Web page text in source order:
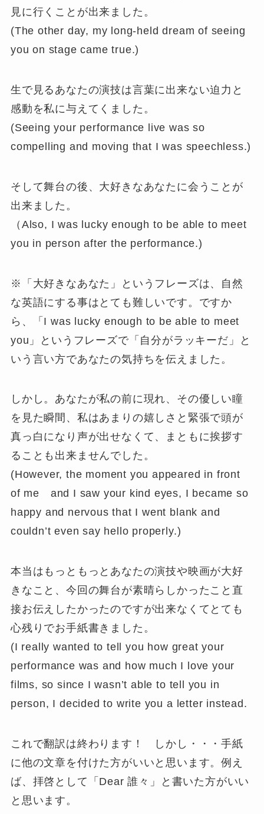
見に行くことが出来ました。
(The other day, my long-held dream of seeing
you on stage came true.)
生で見るあなたの演技は言葉に出来ない迫力と
感動を私に与えてくました。
(Seeing your performance live was so
compelling and moving that I was speechless.)
そして舞台の後、大好きなあなたに会うことが
出来ました。
（Also, I was lucky enough to be able to meet
you in person after the performance.)
※「大好きなあなた」というフレーズは、自然
な英語にする事はとても難しいです。ですか
ら、「I was lucky enough to be able to meet
you」というフレーズで「自分がラッキーだ」と
いう言い方であなたの気持ちを伝えました。
しかし。あなたが私の前に現れ、その優しい瞳
を見た瞬間、私はあまりの嬉しさと緊張で頭が
真っ白になり声が出せなくて、まともに挨拶す
ることも出来ませんでした。
(However, the moment you appeared in front
of me and I saw your kind eyes, I became so
happy and nervous that I went blank and
couldn’t even say hello properly.)
本当はもっともっとあなたの演技や映画が大好
きなこと、今回の舞台が素晴らしかったこと直
接お伝えしたかったのですが出来なくてとても
心残りでお手紙書きました。
(I really wanted to tell you how great your
performance was and how much I love your
films, so since I wasn’t able to tell you in
person, I decided to write you a letter instead.
これで翻訳は終わります！ しかし・・・手紙
に他の文章を付けた方がいいと思います。例え
ば、拝啓として「Dear 誰々」と書いた方がいい
と思います。